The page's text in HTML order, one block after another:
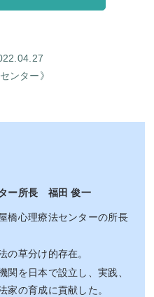
ンター》
ー所長 福田 俊一
橋心理療法センターの所長
の草分け的存在。
関を日本で設立し、実践、
家の育成に貢献した。